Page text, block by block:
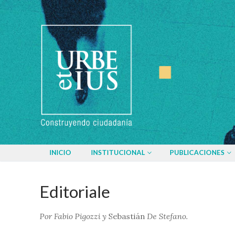
Ir
contenido
INICIO INSTITUCIONAL PUBLICACIONES
Editoriale
PorFabio Pigozzi y Sebastián De Stefano.